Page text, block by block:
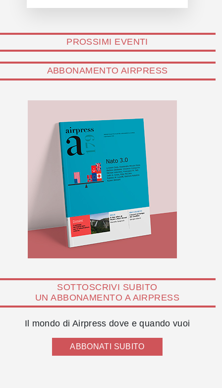
PROSSIMI EVENTI
ABBONAMENTO AIRPRESS
SOTTOSCRIVI SUBITO
UN ABBONAMENTO A AIRPRESS
Il mondo di Airpress dove e quando vuoi
ABBONATI SUBITO